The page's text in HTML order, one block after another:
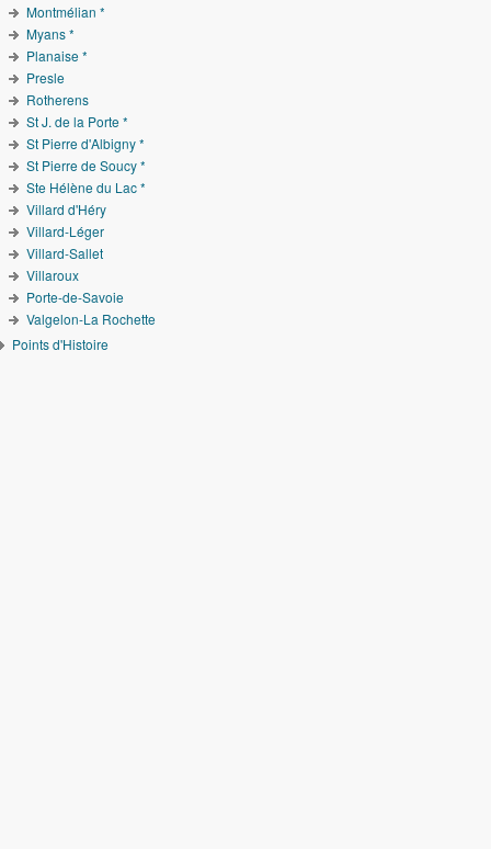
Montmélian *
Myans *
Planaise *
Presle
Rotherens
St J. de la Porte *
St Pierre d'Albigny *
St Pierre de Soucy *
Ste Hélène du Lac *
Villard d'Héry
Villard-Léger
Villard-Sallet
Villaroux
Porte-de-Savoie
Valgelon-La Rochette
Points d'Histoire